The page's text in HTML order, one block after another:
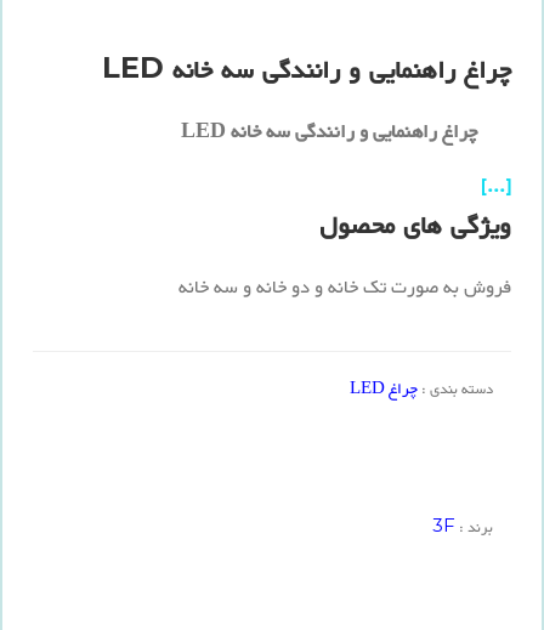
چراغ راهنمایی و رانندگی سه خانه LED
چراغ راهنمایی و رانندگی سه خانه LED
[...]
ویژگی های محصول
فروش به صورت تک خانه و دو خانه و سه خانه
دسته بندی :چراغ LED
برند : 3F